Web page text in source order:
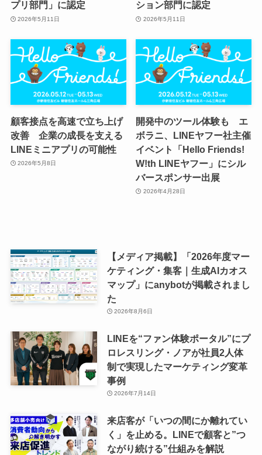
プリ部門」に認定
2026年5月11日
ション部門に認定
2026年5月11日
顧客接点を高速で立ち上げ
改善 企業の成長を支える
LINEミニアプリの可能性
2026年5月8日
開発中のツール体験も エ
ボラニ、LINEヤフー社主催
イベント「Hello Friends!
W!th LINEヤフー」にシル
バースポンサー出展
2026年4月28日
【メディア掲載】「2026年度マー
ケティング・集客｜生成AIカオス
マップ」にanybotが掲載されまし
た
2026年8月6日
LINEを“ファン体験ポータル”にプ
ロレスリング・ノアが社員2人体
制で実現したマーケティング変革
事例
2026年7月14日
来店客が「いつの間にか離れてい
く」を止める。LINEで顧客と”つ
ながり続ける”仕組みを解説